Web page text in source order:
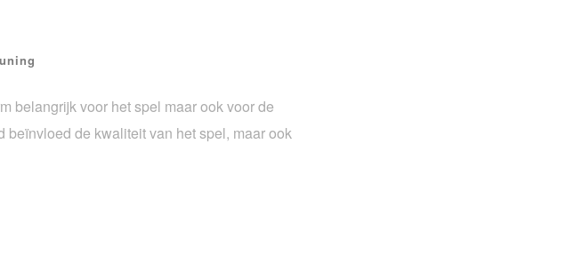
belangrijk voor het spel maar ook voor de
de kwaliteit van het spel, maar ook